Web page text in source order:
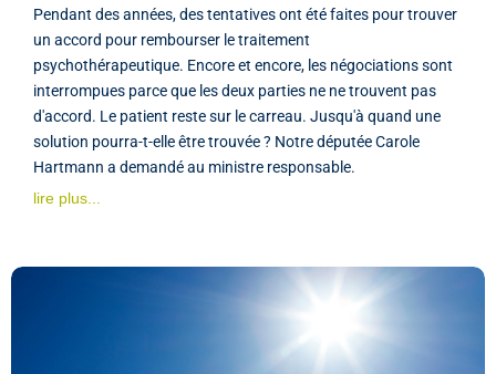
Pendant des années, des tentatives ont été faites pour trouver
un accord pour rembourser le traitement
psychothérapeutique. Encore et encore, les négociations sont
interrompues parce que les deux parties ne ne trouvent pas
d'accord. Le patient reste sur le carreau. Jusqu'à quand une
solution pourra-t-elle être trouvée ? Notre députée Carole
Hartmann a demandé au ministre responsable.
lire plus...